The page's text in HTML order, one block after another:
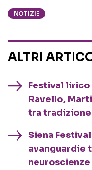
NOTIZIE
ALTRI
Festival
Ravello,
tra tradizione
Siena
avanguardie
neuroscienze